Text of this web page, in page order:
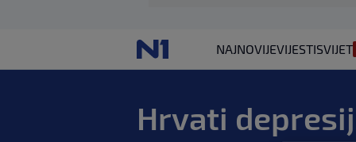
NAJNOVIJEVIJESTISVIJET
Hrvati